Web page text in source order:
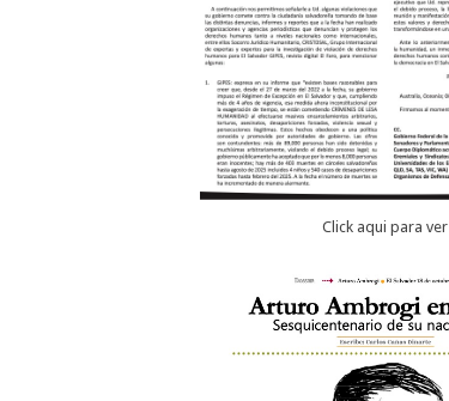
Click aqui para ver